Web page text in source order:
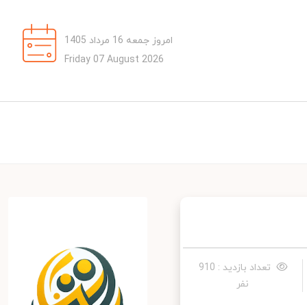
امروز جمعه 16 مرداد 1405
Friday 07 August 2026
تعداد بازدید : 910
نفر